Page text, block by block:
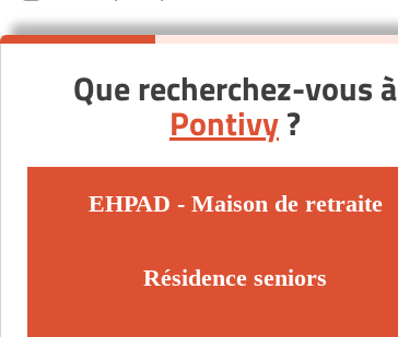
Que recherchez-vous à
Pontivy?
EHPAD - Maison de retraite
Résidence seniors